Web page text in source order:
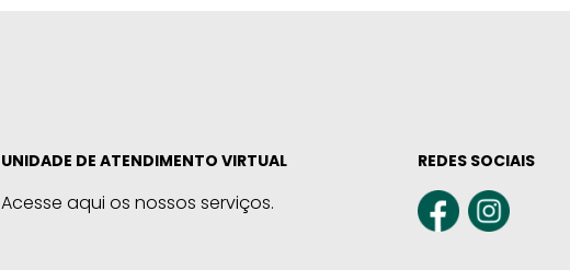
UNIDADE DE ATENDIMENTO VIRTUAL
Acesse aqui os nossos serviços.
REDES SOCIAIS